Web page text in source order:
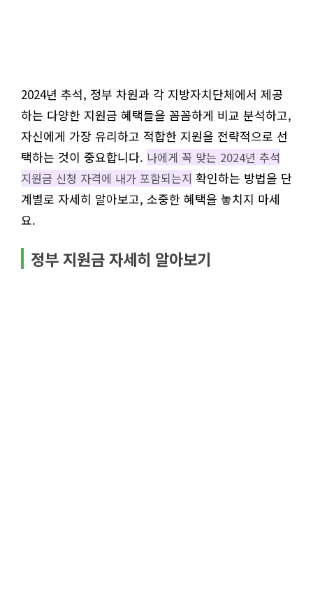
2024년 추석, 정부 차원과 각 지방자치단체에서 제공
하는 다양한 지원금 혜택들을 꼼꼼하게 비교 분석하고,
자신에게 가장 유리하고 적합한 지원을 전략적으로 선
택하는 것이 중요합니다. 나에게 꼭 맞는 2024년 추석
지원금 신청 자격에 내가 포함되는지 확인하는 방법을 단
계별로 자세히 알아보고, 소중한 혜택을 놓치지 마세
요.
정부 지원금 자세히 알아보기